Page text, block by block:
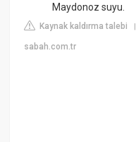
Maydonoz suyu.
Kaynak kaldırma talebi
sabah.com.tr